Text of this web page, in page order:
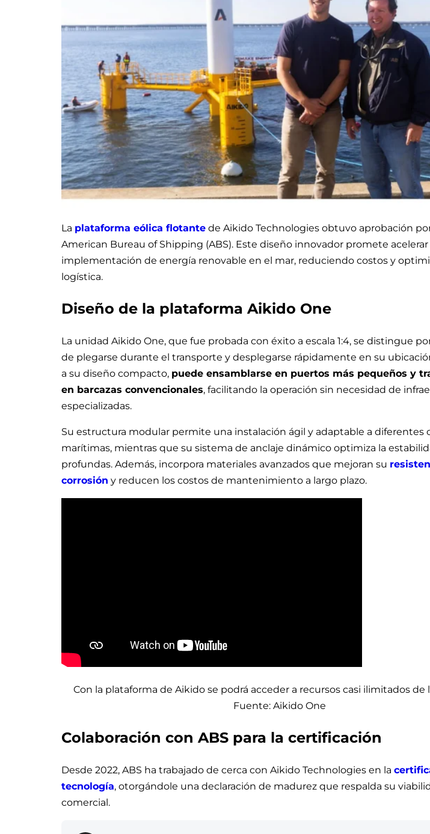
La plataforma eólica flotante de Aikido Technologies obtuvo aprobación
American Bureau of Shipping (ABS). Este diseño innovador promete acelerar
implementación de energía renovable en el mar, reduciendo costos y
logística.
Diseño de la plataforma Aikido One
La unidad Aikido One, que fue probada con éxito a escala 1:4, se distingue
de plegarse durante el transporte y desplegarse rápidamente en su
a su diseño compacto, puede ensamblarse en puertos más pequeños y
en barcazas convencionales, facilitando la operación sin necesidad de
especializadas.
Su estructura modular permite una instalación ágil y adaptable a diferentes
marítimas, mientras que su sistema de anclaje dinámico optimiza la
profundas. Además, incorpora materiales avanzados que mejoran su
corrosión y reducen los costos de mantenimiento a largo plazo.
Con la plataforma de Aikido se podrá acceder a recursos casi ilimitados de
Fuente: Aikido One
Colaboración con ABS para la certificación
Desde 2022, ABS ha trabajado de cerca con Aikido Technologies en la
tecnología, otorgándole una declaración de madurez que respalda su
comercial.